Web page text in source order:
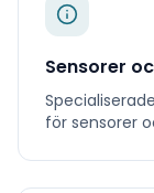
Sensorer
Specialiserade
för sensorer